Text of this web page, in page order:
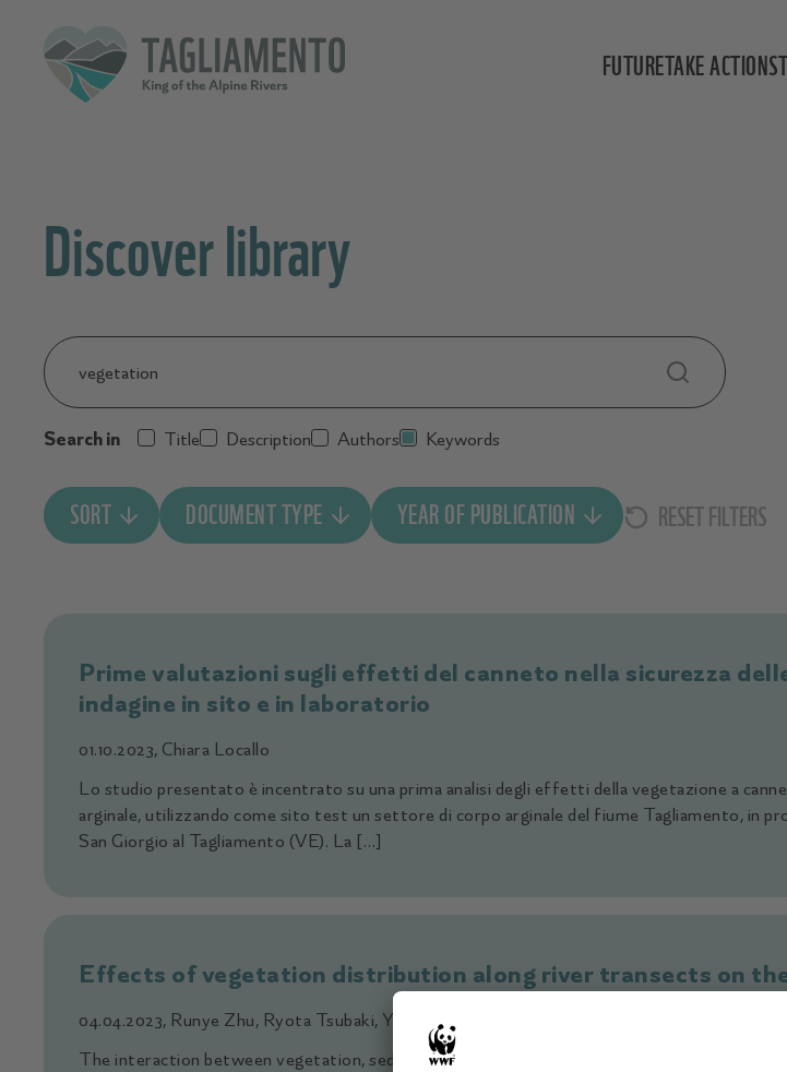
FUTURETAKE ACTION
Discover library
Search
…
Search in Title Description Authors Keywords
SORT DOCUMENT TYPE YEAR OF PUBLICATION RESET FILTERS
Prime valutazioni sugli effetti del canneto nella sicurezza
indagine in sito e in laboratorio
01.10.2023, Chiara Locallo
Lo studio presentato è incentrato su una prima analisi degli effetti della vegetazione a
arginale, utilizzando come sito test un settore di corpo arginale del fiume Tagliamento, in
San Giorgio al Tagliamento (VE). La […]
Effects of vegetation distribution along river transects on
04.04.2023, Runye Zhu, Ryota Tsubaki, Yuji Toda
The interaction between vegetation, sediment, and water flow creates various fluvial